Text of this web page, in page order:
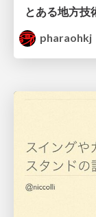
pharaohkj